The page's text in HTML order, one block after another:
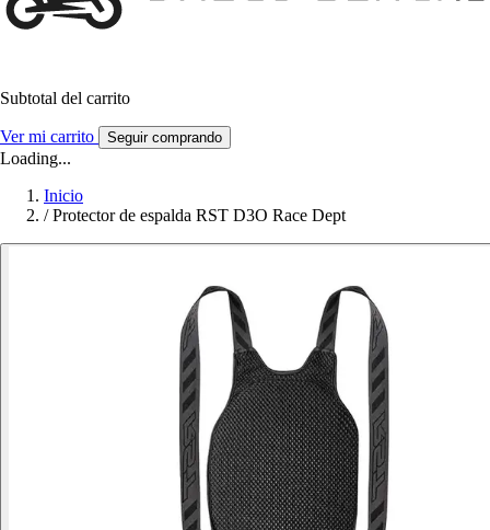
Subtotal del carrito
Ver mi carrito Seguir comprando
Loading...
Inicio
/ Protector de espalda RST D3O Race Dept